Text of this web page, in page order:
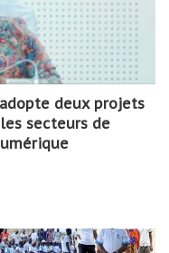
deux projets
secteurs de